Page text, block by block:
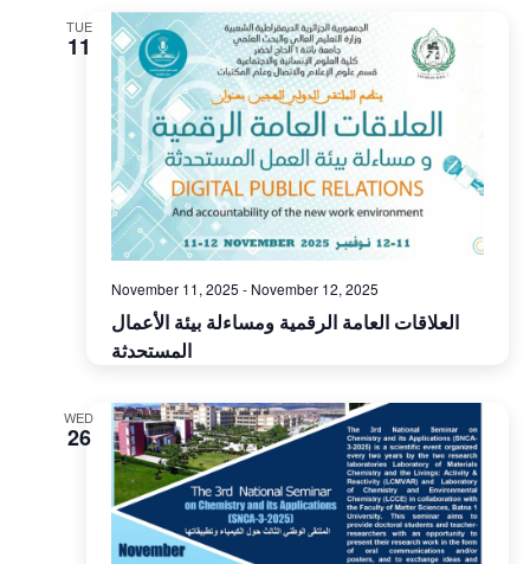
TUE
11
العلاقات العامة الرقمية ومساءلة بيئة الأعمال
المستحدثة
November 11, 2025 - November 12, 2025
WED
26